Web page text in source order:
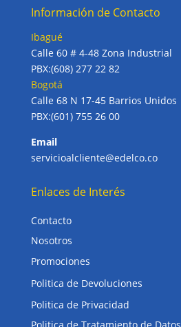
Información de Contacto
Ibagué
Calle 60 # 4-48 Zona Industrial
PBX:(608) 277 22 82
Bogotá
Calle 68 N 17-45 Barrios Unidos
PBX:(601) 755 26 00
Email
servicioalcliente@edelco.co
Enlaces de Interés
Contacto
Nosotros
Promociones
Politica de Devoluciones
Politica de Privacidad